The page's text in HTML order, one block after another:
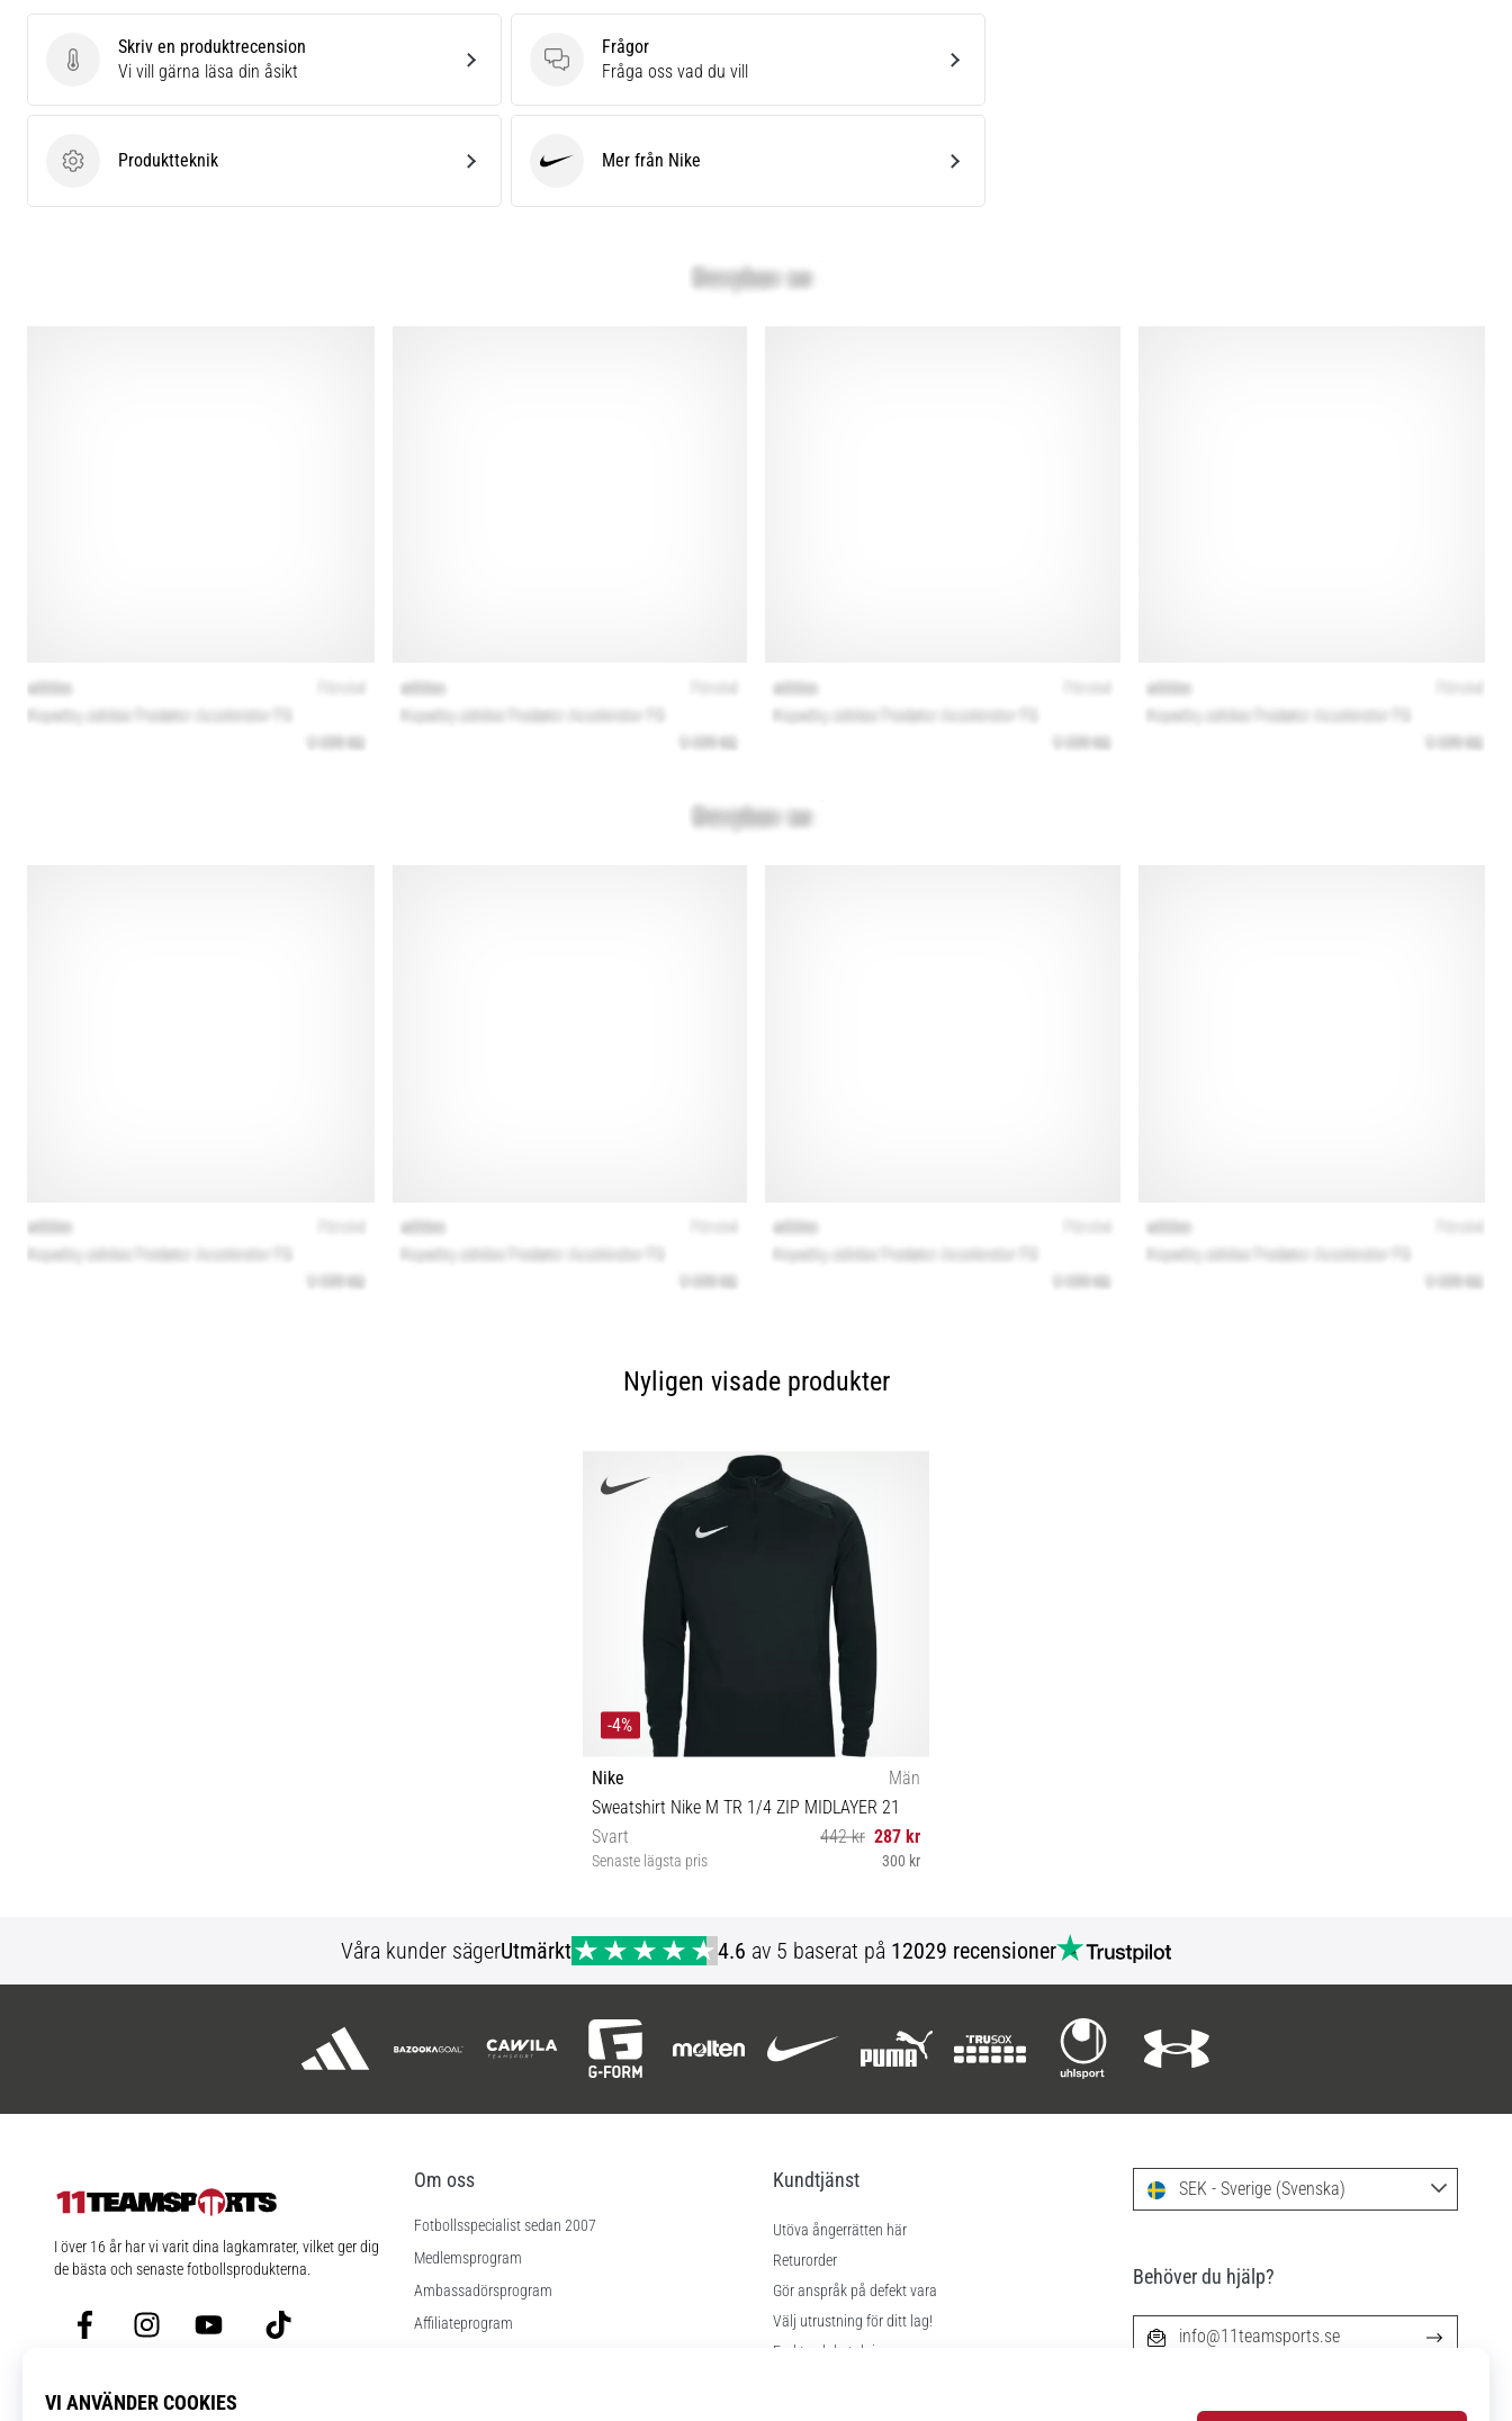
Skriv en produktrecension
Skriv en produktrecension
Vi vill gärna läsa din åsikt
Frågor
Frågor
Fråga oss vad du vill
ProduktteknikProduktteknik Mer från Nike
Nyligen visade produkter
-4%
Nike
Män
Sweatshirt Nike M TR 1/4 ZIP MIDLAYER 21
Svart
442 kr 287 kr
Senaste lägsta pris 300 kr
Våra kunder sägerUtmärkt 4.6 av 5 baserat på 12029 recensioner
11teamsports.se
I över 16 år har vi varit dina lagkamrater, vilket ger dig
de bästa och senaste fotbollsprodukterna.
FacebookInstagramYouTubeTikTok
Om oss
Fotbollsspecialist sedan 2007
Medlemsprogram
Ambassadörsprogram
Affiliateprogram
Kundtjänst
Utöva ångerrätten här
Returorder
Gör anspråk på defekt vara
Välj utrustning för ditt lag!
Frakt och betalning
SEK - Sverige (Svenska)
Behöver du hjälp?
info@11teamsports.se